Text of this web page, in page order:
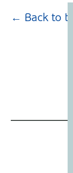
← Back to